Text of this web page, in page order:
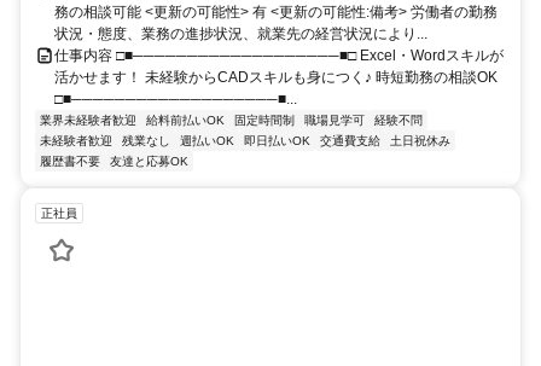
務の相談可能 <更新の可能性> 有 <更新の可能性:備考> 労働者の勤務
状況・態度、業務の進捗状況、就業先の経営状況により...
仕事内容 □■───────────────────■□ Excel・Wordスキルが
活かせます！ 未経験からCADスキルも身につく♪ 時短勤務の相談OK
□■───────────────────■...
業界未経験者歓迎 給料前払いOK 固定時間制 職場見学可
経験不問
未経験者歓迎
残業なし 週払いOK 即日払いOK 交通費支給
土日祝休み
履歴書不要
友達と応募OK
正社員